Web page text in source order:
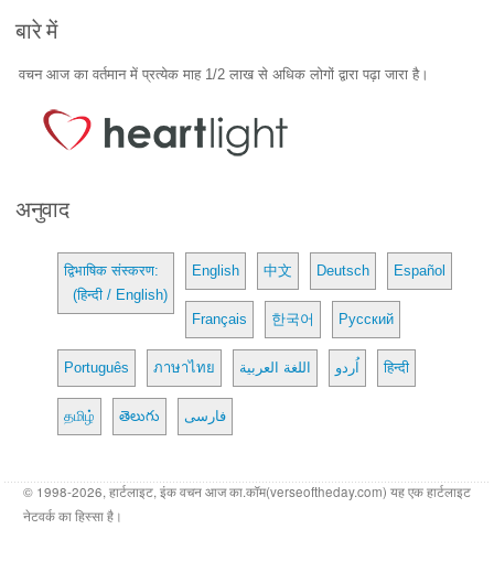
बारे में
वचन आज का वर्तमान में प्रत्येक माह 1/2 लाख से अधिक लोगों द्वारा पढ़ा जारा है।
अनुवाद
द्विभाषिक संस्करण:
(हिन्दी / English)
English 中文 Deutsch Español
Français 한국어 Русский
Português ภาษาไทย اللغة العربية اُردو हिन्दी
தமிழ் తెలుగు فارسی
© 1998-2026, हार्टलाइट, इंक वचन आज का.कॉम(verseoftheday.com) यह एक हार्टलाइट
नेटवर्क का हिस्सा है।